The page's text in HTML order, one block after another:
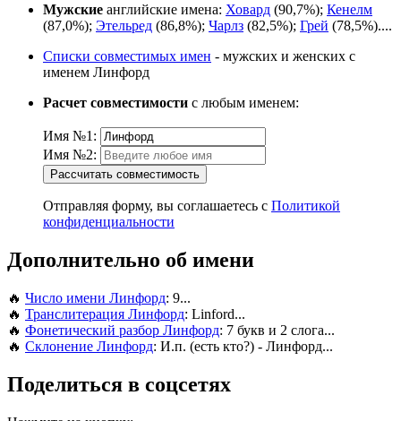
Мужские английские имена: Ховард (90,7%); Кенелм
(87,0%); Этельред (86,8%); Чарлз (82,5%); Грей (78,5%)....
Списки совместимых имен - мужских и женских с
именем Линфорд
Расчет совместимости с любым именем:
Имя №1:
Имя №2:
Рассчитать совместимость
Отправляя форму, вы соглашаетесь с Политикой
конфиденциальности
Дополнительно об имени
🔥 Число имени Линфорд: 9...
🔥 Транслитерация Линфорд: Linford...
🔥 Фонетический разбор Линфорд: 7 букв и 2 слога...
🔥 Склонение Линфорд: И.п. (есть кто?) - Линфорд...
Поделиться в соцсетях